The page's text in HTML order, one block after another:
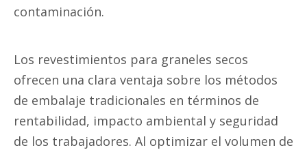
contaminación.
Los revestimientos para graneles secos
ofrecen una clara ventaja sobre los métodos
de embalaje tradicionales en términos de
rentabilidad, impacto ambiental y seguridad
de los trabajadores. Al optimizar el volumen de